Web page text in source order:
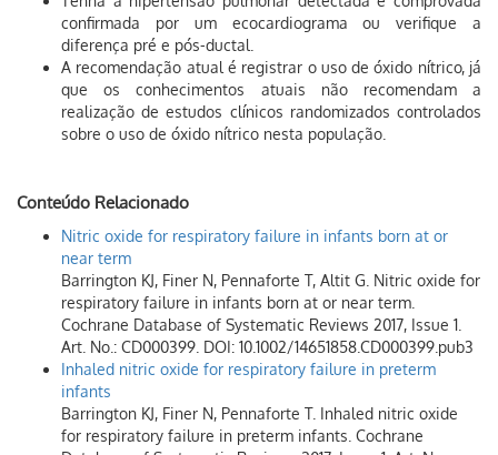
confirmada por um ecocardiograma ou verifique a
diferença pré e pós-ductal.
A recomendação atual é registrar o uso de óxido nítrico, já
que os conhecimentos atuais não recomendam a
realização de estudos clínicos randomizados controlados
sobre o uso de óxido nítrico nesta população.
Conteúdo Relacionado
Nitric oxide for respiratory failure in infants born at or
near term
Barrington KJ, Finer N, Pennaforte T, Altit G. Nitric oxide for
respiratory failure in infants born at or near term.
Cochrane Database of Systematic Reviews 2017, Issue 1.
Art. No.: CD000399. DOI: 10.1002/14651858.CD000399.pub3
Inhaled nitric oxide for respiratory failure in preterm
infants
Barrington KJ, Finer N, Pennaforte T. Inhaled nitric oxide
for respiratory failure in preterm infants. Cochrane